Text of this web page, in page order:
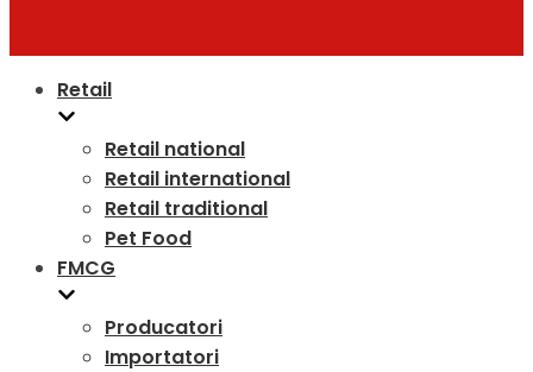
Retail
Retail national
Retail international
Retail traditional
Pet Food
FMCG
Producatori
Importatori